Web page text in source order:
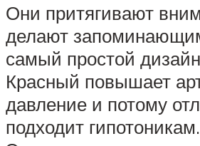
Они притягивают
делают
самый простой
Красный повышает
давление и потому
подходит гипотоникам.